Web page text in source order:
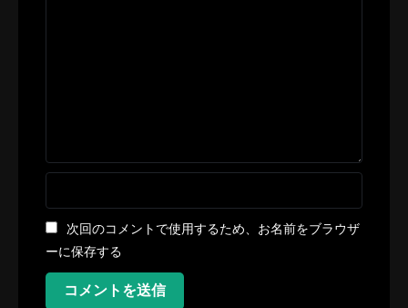
次回のコメントで使用するため、お名前をブラウザ
ーに保存する
コメントを送信